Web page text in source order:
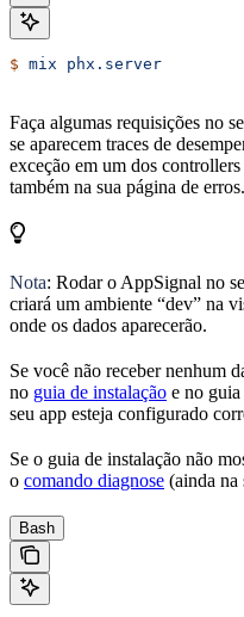
$ mix phx.server
Faça algumas requisições no
se aparecem traces de
exceção em um dos
também na sua página de erros.
Nota: Rodar o AppSignal no
criará um ambiente “dev” na
onde os dados aparecerão.
Se você não receber nenhum
no guia de instalação e no
seu app esteja configurado
Se o guia de instalação não
o comando diagnose (ainda na
Bash